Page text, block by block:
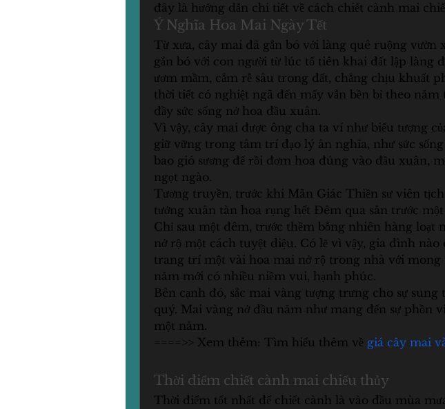
đây là hướng dẫn chi tiết về cách chiết cành mai
Ý Nghĩa Hoa Mai Ngày Tết
Từ xưa, cây mai đã gắn bó với làng quê ruộng vườn
gắn bó với con người từ lúc tổ tiên khai đất lập làng
ươm mầm, cắm rễ sâu trong đất, chẳng chịu khuất
thời tiết có nghiệt ngã đến mấy vẫn bền bỉ theo năm
đầy sức sống nở hoa đầu xuân.
Vì vậy, cây mai được ông cha ta ví như biểu tượng
giữ vững trong tâm trí đạo lý ân nghĩa, như sức
bao gió sương để rồi đơm hoa đúng vào đầu xuân,
ngọt ngào.
Tương truyền, trước khi Mãn Giác Thiền sư viên tịch
tưởng xuân tàn hoa rụng hết Đêm qua sân trước
Chỉ sau một đêm, trước thềm bỗng nhiên hàng loạt
nở rộ một cách tuyệt diệu. Có lẽ vì vậy, gia đình nào
trang trí một vài hoa mai nở rộ trong nhà với mong
năm mới có nhiều niềm vui, hạnh phúc.
Bên cạnh đó, sắc mai vàng tượng trưng cho sự sung
quý. Mai vàng nở đầu năm như mang đến sự phồn
một năm.
====>> Xem thêm: Tìm hiểu thêm về giá cây mai
Thời điểm chiết cành mai chiếu thủy
Thời điểm tốt nhất để chiết cành là vào đầu mùa